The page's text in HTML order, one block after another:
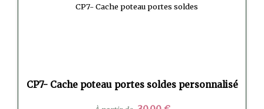
CP7- Cache poteau portes soldes personnalisé